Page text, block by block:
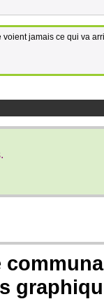
voient jamais ce qui va